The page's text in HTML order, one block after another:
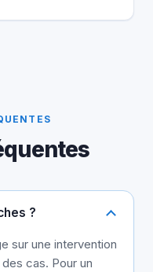
?
sur une intervention
cas. Pour un